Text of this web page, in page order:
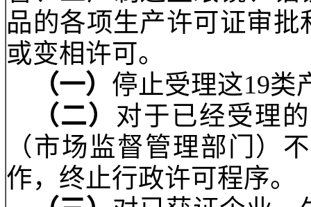
备、抽油设备、钻井
金具、输电线路铁塔
铜及铜合金管材、橡
管、工厂制造型眼镜
品的各项生产许可证
或变相许可。